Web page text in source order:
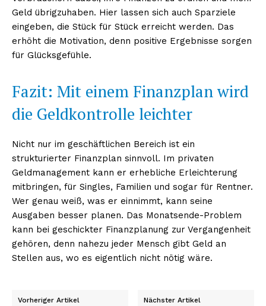
Erhalte unseren
kostenlosen Newsletter
Geld übrigzuhaben. Hier lassen sich auch Sparziele
eingeben, die Stück für Stück erreicht werden. Das
erhöht die Motivation, denn positive Ergebnisse sorgen
für Glücksgefühle.
Fazit: Mit einem Finanzplan wird
die Geldkontrolle leichter
Nicht nur im geschäftlichen Bereich ist ein
strukturierter Finanzplan sinnvoll. Im privaten
Geldmanagement kann er erhebliche Erleichterung
mitbringen, für Singles, Familien und sogar für Rentner.
Wer genau weiß, was er einnimmt, kann seine
Ausgaben besser planen. Das Monatsende-Problem
kann bei geschickter Finanzplanung zur Vergangenheit
gehören, denn nahezu jeder Mensch gibt Geld an
Stellen aus, wo es eigentlich nicht nötig wäre.
Vorheriger Artikel Nächster Artikel